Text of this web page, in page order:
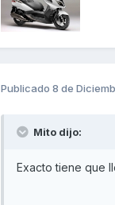
Publicado 8 de
Mito dijo:
Exacto tiene que